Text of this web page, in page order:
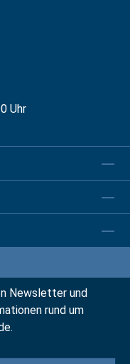
Uhr
Newsletter und
rund um